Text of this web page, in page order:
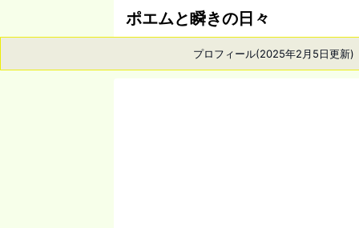
ポエムと瞬きの日々
プロフィール(2025年2月5日更新)